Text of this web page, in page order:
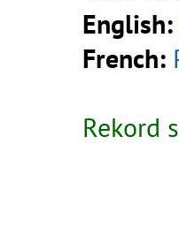
English:
French:
Rekord